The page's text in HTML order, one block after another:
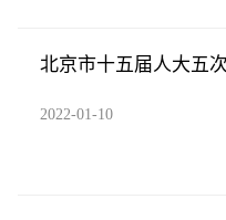
北京市十五届人大五
2022-01-10